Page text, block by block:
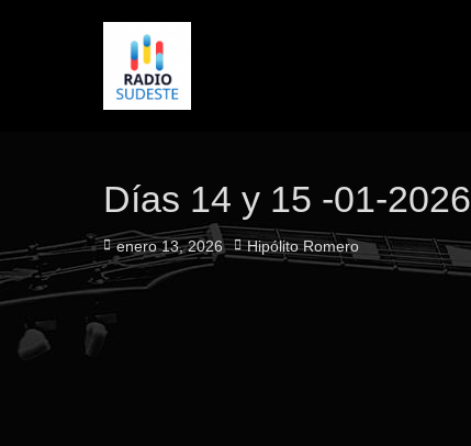
Días 14 y 15 -01-2026
Publicado
el
enero 13, 2026 Autor
Hipólito Romero